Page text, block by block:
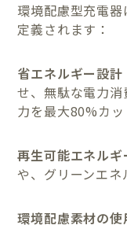
環境配慮型充電
定義されます：
省エネルギー設計
せ、無駄な電力
力を最大80%カッ
再生可能エネルギ
や、グリーンエネ
環境配慮素材の使